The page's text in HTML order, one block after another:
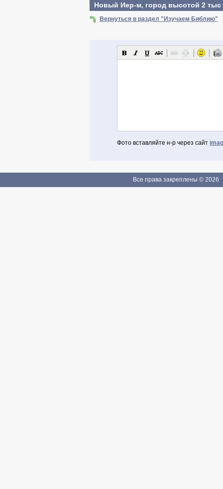
Новый Иер-м, город высотой 2 тыс
Вернуться в раздел "Изучаем Библию"
Фото вставляйте н-р через сайт
Если Вы зарегистрированы
Все права закреплены © 2026